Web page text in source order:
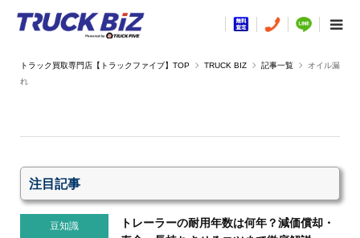
TRUCK BIZ 記事一覧
オイル漏
れ
注目記事
豆知識
トレーラーの耐用年数は何年？減価償却・